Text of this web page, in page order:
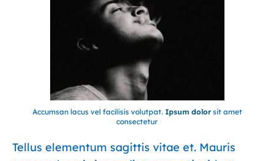
Accumsan lacus vel facilisis volutpat. Ipsum dolorsit amet
consectetur
Tellus elementum sagittis vitae et. Mauris